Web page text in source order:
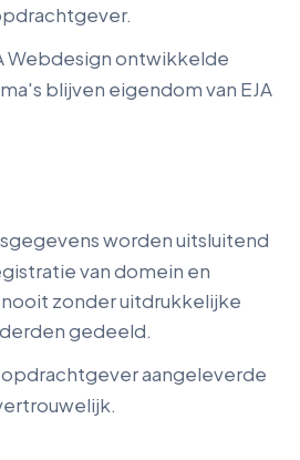
Webdesign ontwikkelde
blijven eigendom van EJA
worden uitsluitend
van domein en
zonder uitdrukkelijke
gedeeld.
aangeleverde